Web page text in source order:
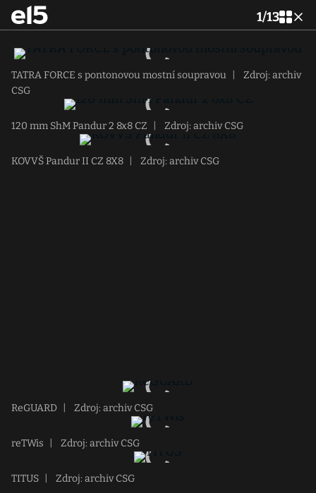
1/13
TATRA FORCE s pontonovou mostní soupravou
Zdroj: archiv
CSG
120 mm ShM Pandur 2 8x8 CZ Zdroj: archiv CSG
KOVVŠ Pandur II CZ 8X8 Zdroj: archiv CSG
ReGUARD Zdroj: archiv CSG
reTWis Zdroj: archiv CSG
TITUS Zdroj: archiv CSG